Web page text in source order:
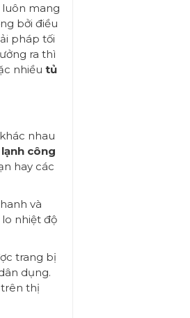
luôn mang
bởi điều
pháp tối
ra thì
nhiều tủ
nhau
công
hay các
và
nhiệt độ
trang bị
dụng.
thị